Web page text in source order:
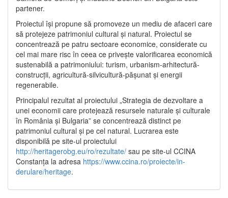
partener.
Proiectul își propune să promoveze un mediu de afaceri care
să protejeze patrimoniul cultural și natural. Proiectul se
concentrează pe patru sectoare economice, considerate cu
cel mai mare risc în ceea ce privește valorificarea economică
sustenabilă a patrimoniului: turism, urbanism-arhitectură-
construcții, agricultură-silvicultură-pășunat și energii
regenerabile.
Principalul rezultat al proiectului „Strategia de dezvoltare a
unei economii care protejează resursele naturale și culturale
în România și Bulgaria” se concentrează distinct pe
patrimoniul cultural și pe cel natural. Lucrarea este
disponibilă pe site-ul proiectului
http://heritagerobg.eu/ro/rezultate/ sau pe site-ul CCINA
Constanța la adresa https://www.ccina.ro/proiecte/in-
derulare/heritage.